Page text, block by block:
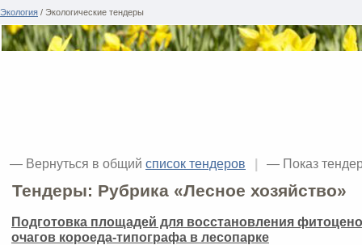
Экология / Экологические тендеры
— Вернуться в общий список тендеров | — Показ
Тендеры: Рубрика «Лесное хозяйство»
Подготовка площадей для восстановления
очагов короеда-типографа в лесопарке